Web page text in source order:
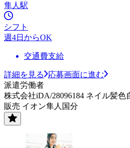
隼人駅
シフト
週4日からOK
交通費支給
詳細を見る
応募画面に進む
派遣労働者
株式会社iDA/28096184 ネイル髪色
販売 イオン隼人国分